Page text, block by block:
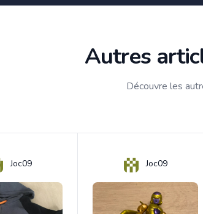
Autres
Découvre les
Joc09 Joc09